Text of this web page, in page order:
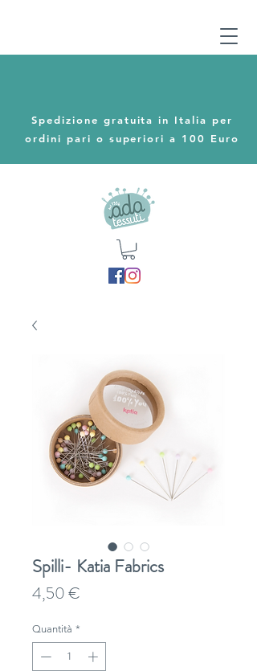
Spedizione gratuita in Italia per
ordini pari o superiori a 100 Euro
Spilli- Katia Fabrics
4,50 €
Quantità *